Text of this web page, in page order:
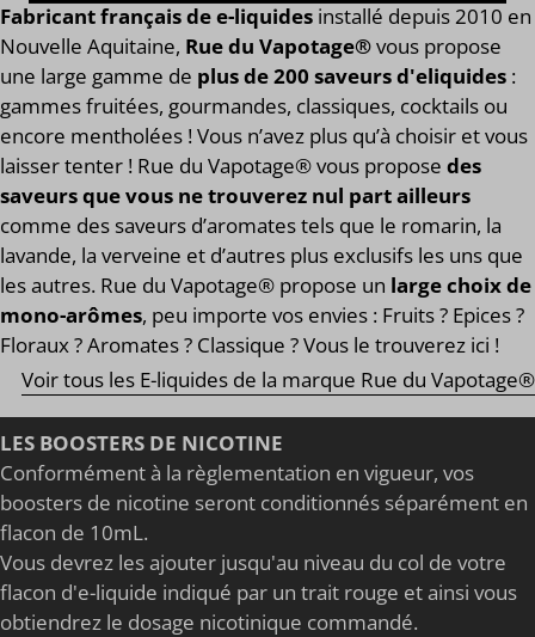
Fabricant français de e-liquides installé depuis 2010 en
Nouvelle Aquitaine, Rue du Vapotage®vous propose
une large gamme de plus de 200 saveurs d'eliquides :
gammes fruitées, gourmandes, classiques, cocktails ou
encore mentholées ! Vous n’avez plus qu’à choisir et vous
laisser tenter ! Rue du Vapotage® vous propose des
saveurs que vous ne trouverez nul part ailleurs
comme des saveurs d’aromates tels que le romarin, la
lavande, la verveine et d’autres plus exclusifs les uns que
les autres. Rue du Vapotage® propose un large choix de
mono-arômes, peu importe vos envies : Fruits ? Epices ?
Floraux ? Aromates ? Classique ? Vous le trouverez ici !
Voir tous les E-liquides de la marque Rue du Vapotage®
LES BOOSTERS DE NICOTINE
Conformément à la règlementation en vigueur, vos
boosters de nicotine seront conditionnés séparément en
flacon de 10mL.
Vous devrez les ajouter jusqu'au niveau du col de votre
flacon d'e-liquide indiqué par un trait rouge et ainsi vous
obtiendrez le dosage nicotinique commandé.